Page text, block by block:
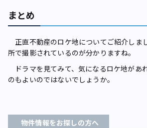
まとめ
正直不動産のロケ地についてご紹介しま
所で撮影されているのが分かりますね。
ドラマを見てみて、気になるロケ地があ
のもよいのではないでしょうか。
物件情報をお探しの方へ